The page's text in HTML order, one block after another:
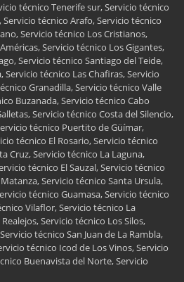
técnico Tenerife sur, Servicio técnico
técnico Arafo, Servicio técnico
Servicio técnico Los Cristianos,
Servicio técnico Los Gigantes,
Servicio técnico Santiago del Teide,
Servicio técnico Las Chafiras, Servicio
Granadilla, Servicio técnico Valle
Buzanada, Servicio técnico Cabo
Servicio técnico Costa del Silencio,
técnico Puertito de Güímar,
técnico El Rosario, Servicio técnico
Cruz, Servicio técnico La Laguna,
técnico El Sauzal, Servicio técnico
Servicio técnico Santa Ursula,
técnico Guamasa, Servicio técnico
Vilaflor, Servicio técnico La
Servicio técnico Los Silos,
técnico San Juan de La Rambla,
técnico Icod de Los Vinos, Servicio
Buenavista del Norte, Servicio